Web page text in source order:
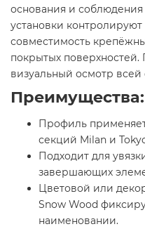
основания и
установки
совместимость
покрытых
визуальный осмотр
Преимущества:
Профиль
секций Milan и
Подходит для
завершающих
Цветовой или
Snow Wood
наименовании.